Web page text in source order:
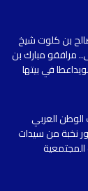
بن كلوت شيخ
مرافقو مبارك بن
في بيتها
الوطن العربي
نخبة من سيدات